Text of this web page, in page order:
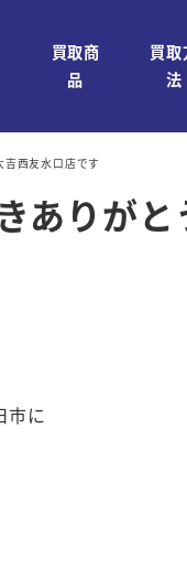
買取商
品
買取
法
吉西友水口店です
ありが
市に